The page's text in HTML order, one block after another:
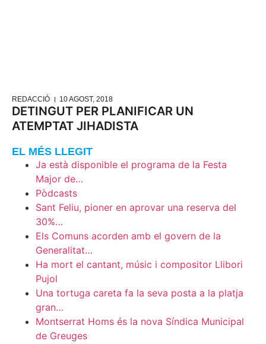
REDACCIÓ 10 AGOST, 2018
DETINGUT PER PLANIFICAR UN
ATEMPTAT JIHADISTA
EL MÉS LLEGIT
Ja està disponible el programa de la Festa
Major de…
Pòdcasts
Sant Feliu, pioner en aprovar una reserva del
30%…
Els Comuns acorden amb el govern de la
Generalitat…
Ha mort el cantant, músic i compositor Llibori
Pujol
Una tortuga careta fa la seva posta a la platja
gran…
Montserrat Homs és la nova Síndica Municipal
de Greuges